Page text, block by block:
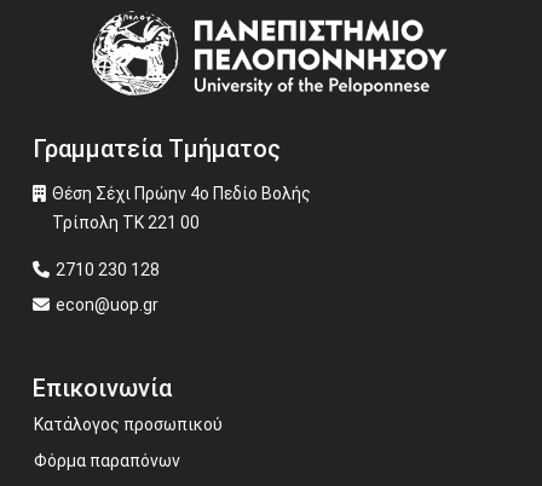
Γραμματεία Τμήματος
Θέση Σέχι Πρώην 4ο Πεδίο Βολής
Τρίπολη ΤΚ 221 00
2710 230 128
econ@uop.gr
Επικοινωνία
Κατάλογος προσωπικού
Φόρμα παραπόνων